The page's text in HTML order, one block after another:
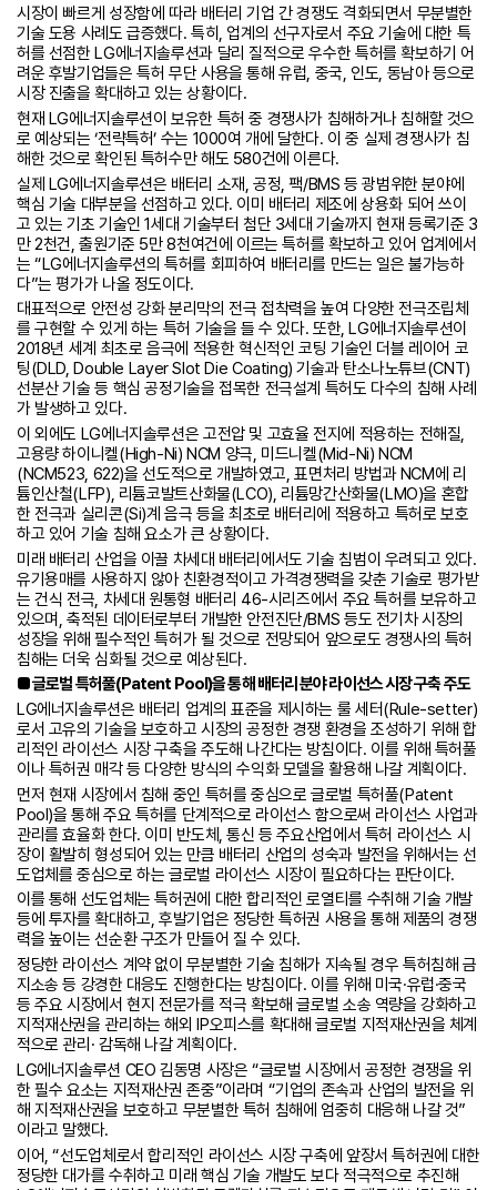
시장이 빠르게 성장함에 따라 배터리 기업 간 경쟁도 격화되면서 무분별한
기술 도용 사례도 급증했다. 특히, 업계의 선구자로서 주요 기술에 대한 특
허를 선점한 LG에너지솔루션과 달리 질적으로 우수한 특허를 확보하기 어
려운 후발기업들은 특허 무단 사용을 통해 유럽, 중국, 인도, 동남아 등으로
시장 진출을 확대하고 있는 상황이다.
현재 LG에너지솔루션이 보유한 특허 중 경쟁사가 침해하거나 침해할 것으
로 예상되는 ‘전략특허’ 수는 1000여 개에 달한다. 이 중 실제 경쟁사가 침
해한 것으로 확인된 특허수만 해도 580건에 이른다.
실제 LG에너지솔루션은 배터리 소재, 공정, 팩/BMS 등 광범위한 분야에
핵심 기술 대부분을 선점하고 있다. 이미 배터리 제조에 상용화 되어 쓰이
고 있는 기초 기술인 1세대 기술부터 첨단 3세대 기술까지 현재 등록기준 3
만 2천건, 출원기준 5만 8천여건에 이르는 특허를 확보하고 있어 업계에서
는 “LG에너지솔루션의 특허를 회피하여 배터리를 만드는 일은 불가능하
다”는 평가가 나올 정도이다.
대표적으로 안전성 강화 분리막의 전극 접착력을 높여 다양한 전극조립체
를 구현할 수 있게 하는 특허 기술을 들 수 있다. 또한, LG에너지솔루션이
2018년 세계 최초로 음극에 적용한 혁신적인 코팅 기술인 더블 레이어 코
팅(DLD, Double Layer Slot Die Coating) 기술과 탄소나노튜브(CNT)
선분산 기술 등 핵심 공정기술을 접목한 전극설계 특허도 다수의 침해 사례
가 발생하고 있다.
이 외에도 LG에너지솔루션은 고전압 및 고효율 전지에 적용하는 전해질,
고용량 하이니켈(High-Ni) NCM 양극, 미드니켈(Mid-Ni) NCM
(NCM523, 622)을 선도적으로 개발하였고, 표면처리 방법과 NCM에 리
튬인산철(LFP), 리튬코발트산화물(LCO), 리튬망간산화물(LMO)을 혼합
한 전극과 실리콘(Si)계 음극 등을 최초로 배터리에 적용하고 특허로 보호
하고 있어 기술 침해 요소가 큰 상황이다.
미래 배터리 산업을 이끌 차세대 배터리에서도 기술 침범이 우려되고 있다.
유기용매를 사용하지 않아 친환경적이고 가격경쟁력을 갖춘 기술로 평가받
는 건식 전극, 차세대 원통형 배터리 46-시리즈에서 주요 특허를 보유하고
있으며, 축적된 데이터로부터 개발한 안전진단/BMS 등도 전기차 시장의
성장을 위해 필수적인 특허가 될 것으로 전망되어 앞으로도 경쟁사의 특허
침해는 더욱 심화될 것으로 예상된다.
■ 글로벌 특허풀(Patent Pool)을 통해 배터리 분야 라이선스 시장 구축 주도
LG에너지솔루션은 배터리 업계의 표준을 제시하는 룰 세터(Rule-setter)
로서 고유의 기술을 보호하고 시장의 공정한 경쟁 환경을 조성하기 위해 합
리적인 라이선스 시장 구축을 주도해 나간다는 방침이다. 이를 위해 특허풀
이나 특허권 매각 등 다양한 방식의 수익화 모델을 활용해 나갈 계획이다.
먼저 현재 시장에서 침해 중인 특허를 중심으로 글로벌 특허풀(Patent
Pool)을 통해 주요 특허를 단계적으로 라이선스 함으로써 라이선스 사업과
관리를 효율화 한다. 이미 반도체, 통신 등 주요산업에서 특허 라이선스 시
장이 활발히 형성되어 있는 만큼 배터리 산업의 성숙과 발전을 위해서는 선
도업체를 중심으로 하는 글로벌 라이선스 시장이 필요하다는 판단이다.
이를 통해 선도업체는 특허권에 대한 합리적인 로열티를 수취해 기술 개발
등에 투자를 확대하고, 후발기업은 정당한 특허권 사용을 통해 제품의 경쟁
력을 높이는 선순환 구조가 만들어 질 수 있다.
정당한 라이선스 계약 없이 무분별한 기술 침해가 지속될 경우 특허침해 금
지소송 등 강경한 대응도 진행한다는 방침이다. 이를 위해 미국·유럽·중국
등 주요 시장에서 현지 전문가를 적극 확보해 글로벌 소송 역량을 강화하고
지적재산권을 관리하는 해외 IP오피스를 확대해 글로벌 지적재산권을 체계
적으로 관리· 감독해 나갈 계획이다.
LG에너지솔루션 CEO 김동명 사장은 “글로벌 시장에서 공정한 경쟁을 위
한 필수 요소는 지적재산권 존중”이라며 “기업의 존속과 산업의 발전을 위
해 지적재산권을 보호하고 무분별한 특허 침해에 엄중히 대응해 나갈 것”
이라고 말했다.
이어, “선도업체로서 합리적인 라이선스 시장 구축에 앞장서 특허권에 대한
정당한 대가를 수취하고 미래 핵심 기술 개발도 보다 적극적으로 추진해